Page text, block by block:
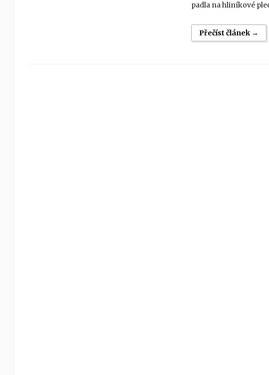
padla na hliníkové
Přečíst článek →